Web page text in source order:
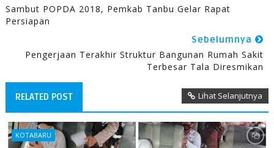
Sambut POPDA 2018, Pemkab Tanbu Gelar Rapat
Persiapan
Sebelumnya
Pengerjaan Terakhir Struktur Bangunan Rumah Sakit
Terbesar Tala Diresmikan
RELATED POST Lihat Selanjutnya
KOTABARU